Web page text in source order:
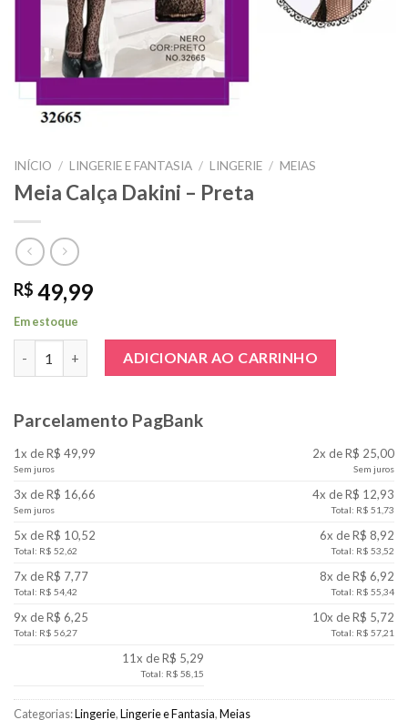
INÍCIO / LINGERIE E FANTASIA / LINGERIE / MEIAS
Meia Calça Dakini – Preta
R$ 49,99
Em estoque
Meia Calça Dakini - Preta quantidade
ADICIONAR AO CARRINHO
Parcelamento PagBank
1x de R$ 49,99
Sem juros
2x de R$ 25,00
Sem juros
3x de R$ 16,66
Sem juros
4x de R$ 12,93
Total: R$ 51,73
5x de R$ 10,52
Total: R$ 52,62
6x de R$ 8,92
Total: R$ 53,52
7x de R$ 7,77
Total: R$ 54,42
8x de R$ 6,92
Total: R$ 55,34
9x de R$ 6,25
Total: R$ 56,27
10x de R$ 5,72
Total: R$ 57,21
11x de R$ 5,29
Total: R$ 58,15
Categorias:Lingerie,Lingerie e Fantasia,Meias